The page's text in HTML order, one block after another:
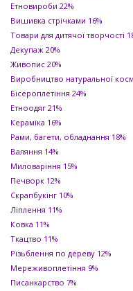
Етновироби 22%
Вишивка стрічками 16%
Товари для дитячої творчості
Декупаж 20%
Живопис 20%
Виробництво натуральної
Бісероплетіння 24%
Етноодяг 21%
Кераміка 16%
Рами, багети, обладнання 18%
Валяння 14%
Миловаріння 15%
Печворк 12%
Скрапбукінг 10%
Ліплення 11%
Ковка 11%
Ткацтво 11%
Різьблення по дереву 12%
Мереживоплетіння 9%
Писанкарство 7%